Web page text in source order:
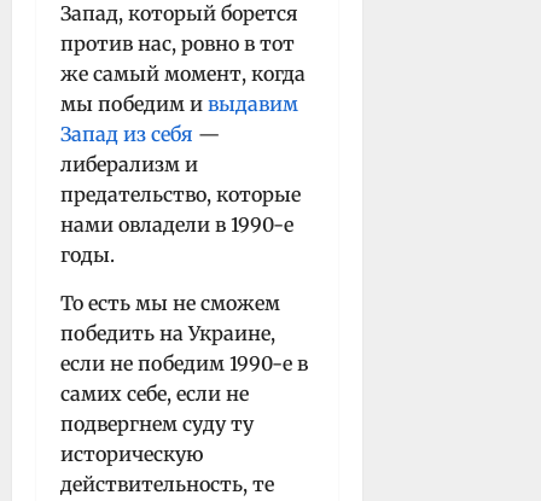
Запад, который борется
против нас, ровно в тот
же самый момент, когда
мы победим и выдавим
Запад из себя —
либерализм и
предательство, которые
нами овладели в 1990-е
годы.
То есть мы не сможем
победить на Украине,
если не победим 1990-е в
самих себе, если не
подвергнем суду ту
историческую
действительность, те